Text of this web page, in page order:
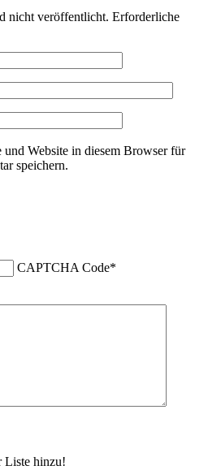
nicht veröffentlicht. Erforderliche
Website in diesem Browser für
speichern.
CAPTCHA Code*
Liste hinzu!